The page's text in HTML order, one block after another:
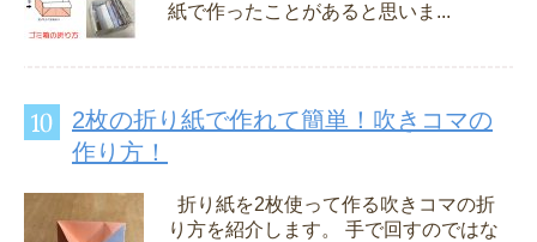
紙で作ったことがあると思いま...
2枚の折り紙で作れて簡単！吹きコマの
作り方！
折り紙を2枚使って作る吹きコマの折
り方を紹介します。 手で回すのではな